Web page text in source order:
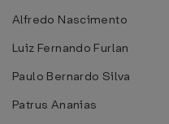
Alfredo Nascimento
Luiz Fernando Furlan
Paulo Bernardo Silva
Patrus Ananias